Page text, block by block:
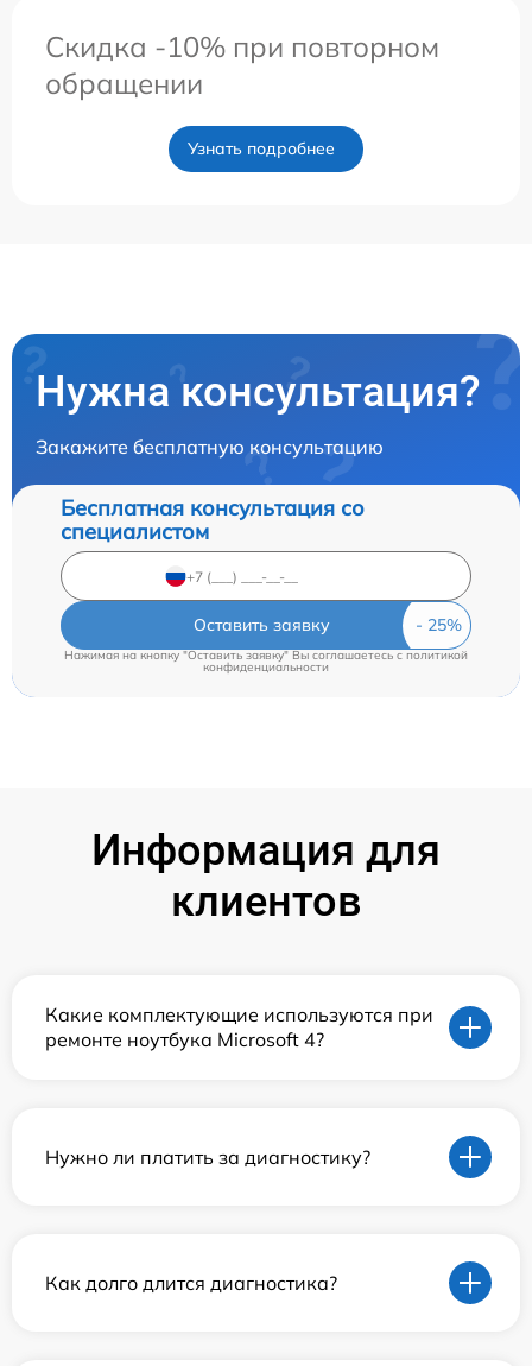
Скидка -10% при повторном
обращении
Узнать подробнее
Нужна консультация?
Закажите бесплатную консультацию
Бесплатная консультация со
специалистом
Оставить заявку
Нажимая на кнопку "Оставить заявку" Вы соглашаетесь c политикой
конфиденциальности
Информация для
клиентов
Какие комплектующие используются при
ремонте ноутбука Microsoft 4?
Нужно ли платить за диагностику?
Как долго длится диагностика?